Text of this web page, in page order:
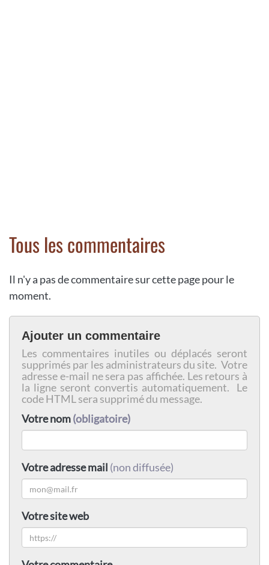
Tous les commentaires
Il n'y a pas de commentaire sur cette page pour le
moment.
Ajouter un commentaire
Les commentaires inutiles ou déplacés seront
supprimés par les administrateurs du site. Votre
adresse e-mail ne sera pas affichée. Les retours à
la ligne seront convertis automatiquement. Le
code HTML sera supprimé du message.
Votre nom(obligatoire)
Votre adresse mail (non diffusée)
Votre site web